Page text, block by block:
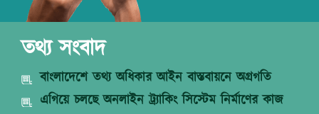
তথ্য সংবাদ
বাংলাদেশে তথ্য অধিকার আইন বাস্তবায়নে অগ্রগতি
এগিয়ে চলছে অনলাইন ট্র্যাকিং সিস্টেম নির্মাণের কাজ